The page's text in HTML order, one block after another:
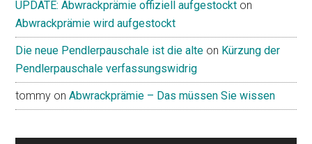
UPDATE: Abwrackprämie offiziell aufgestockt on
Abwrackprämie wird aufgestockt
Die neue Pendlerpauschale ist die alte on Kürzung der
Pendlerpauschale verfassungswidrig
tommy onAbwrackprämie – Das müssen Sie wissen